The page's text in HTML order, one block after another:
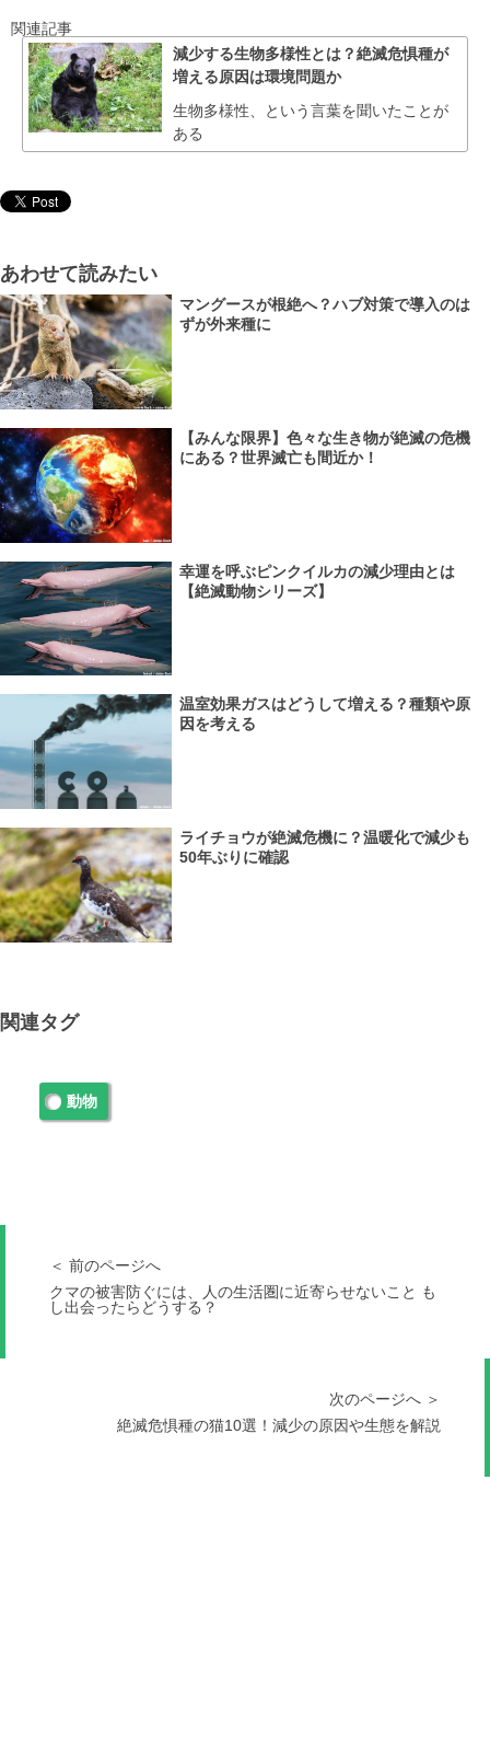
関連記事
減少する生物多様性とは？絶滅危惧種が
増える原因は環境問題か
生物多様性、という言葉を聞いたことが
ある
あわせて読みたい
マングースが根絶へ？ハブ対策で導入のは
ずが外来種に
【みんな限界】色々な生き物が絶滅の危機
にある？世界滅亡も間近か！
幸運を呼ぶピンクイルカの減少理由とは
【絶滅動物シリーズ】
温室効果ガスはどうして増える？種類や原
因を考える
ライチョウが絶滅危機に？温暖化で減少も
50年ぶりに確認
関連タグ
動物
＜ 前のページへ
クマの被害防ぐには、人の生活圏に近寄らせないこと も
し出会ったらどうする？
次のページへ ＞
絶滅危惧種の猫10選！減少の原因や生態を解説